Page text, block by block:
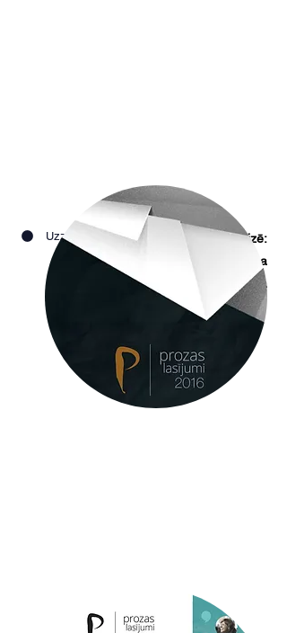
Organizē:
Latvijas Rakstnieku savienība
Kurators: Juta Pīrāga
Uzzināt vairāk